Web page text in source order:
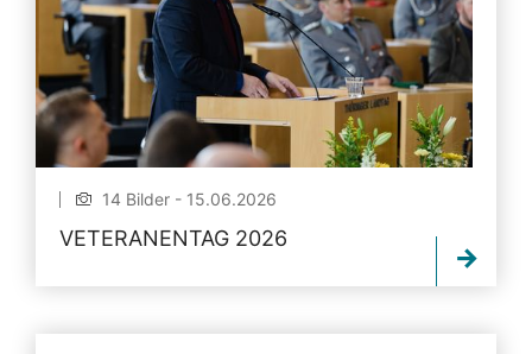
14 Bilder - 15.06.2026
VETERANENTAG 2026